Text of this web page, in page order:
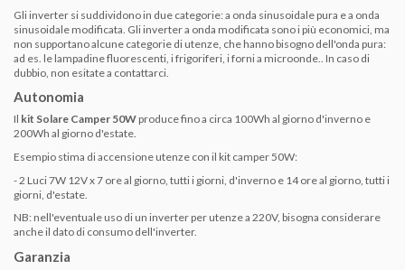
Gli inverter si suddividono in due categorie: a onda sinusoidale pura e a onda
sinusoidale modificata. Gli inverter a onda modificata sono i più economici, ma
non supportano alcune categorie di utenze, che hanno bisogno dell'onda pura:
ad es. le lampadine fluorescenti, i frigoriferi, i forni a microonde.. In caso di
dubbio, non esitate a contattarci.
Autonomia
Il kit Solare Camper 50W produce fino a circa 100Wh al giorno d'inverno e
200Wh al giorno d'estate.
Esempio stima di accensione utenze con il kit camper 50W:
- 2 Luci 7W 12V x 7 ore al giorno, tutti i giorni, d'inverno e 14 ore al giorno, tutti i
giorni, d'estate.
NB: nell'eventuale uso di un inverter per utenze a 220V, bisogna considerare
anche il dato di consumo dell'inverter.
Garanzia